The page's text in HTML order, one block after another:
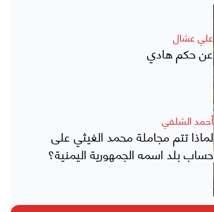
علي عشال
عن حكم هادي
أحمد الشلفي
لماذا تتم مجاملة محمد الغيثي على
حساب بلد اسمه الجمهورية اليمنية؟